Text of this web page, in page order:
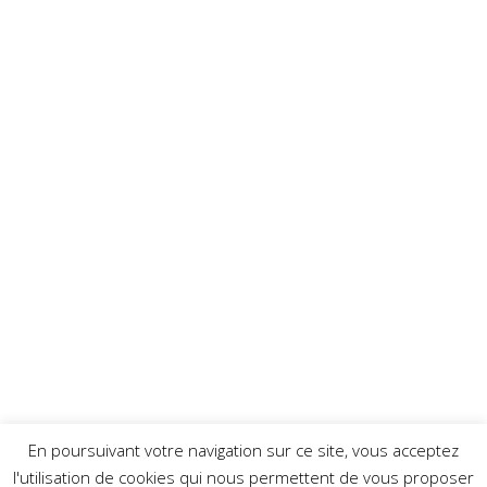
En poursuivant votre navigation sur ce site, vous acceptez
l'utilisation de cookies qui nous permettent de vous proposer